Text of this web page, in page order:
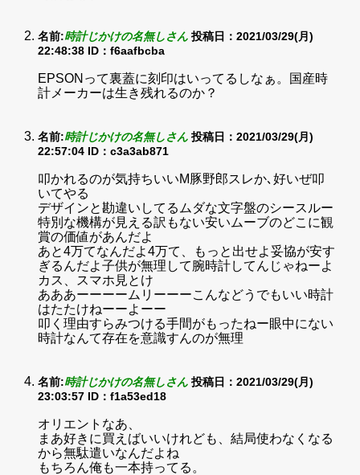
名前:時計じかけの名無しさん 投稿日：2021/03/29(月)
22:48:38 ID：f6aafbcba
EPSONって裏蓋に刻印はいってるしなぁ。国産時
計メーカーは生き残れるのか？
名前:時計じかけの名無しさん 投稿日：2021/03/29(月)
22:57:04 ID：c3a3ab871
叩かれるのが気持ちいいM豚野郎スレか､好いぜ叩
いてやる
デザインと勘違いしてるムダな文字盤のシースルー
特別な機構が見える訳もない安いムーブのどこに観
賞の価値があんだよ
あと4万てなんだよ4万て、もっと出せよ妥協が安す
ぎるんだよ子供が無理して腕時計してんじゃねーよ
カス、スマホ見とけ
あああーーーームリーーーこんなどうでもいい時計
はたたけねーーよーー
叩く理由すらみつける手間がもったねー眼中にない
時計なんて存在を意識すんのが無理
名前:時計じかけの名無しさん 投稿日：2021/03/29(月)
23:03:57 ID：f1a53ed18
オリエントなあ、
まあ好きに買えばいいけれども、結局使わなくなる
から無駄遣いなんだよね
もちろん俺も一本持ってる。